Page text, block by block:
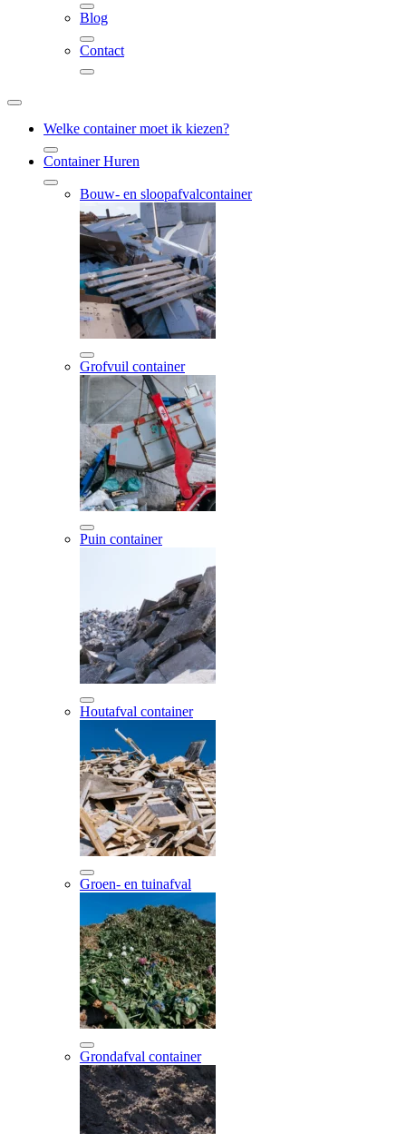
Blog
Contact
Welke container moet ik kiezen?
Container Huren
Bouw- en sloopafvalcontainer
Grofvuil container
Puin container
Houtafval container
Groen- en tuinafval
Grondafval container